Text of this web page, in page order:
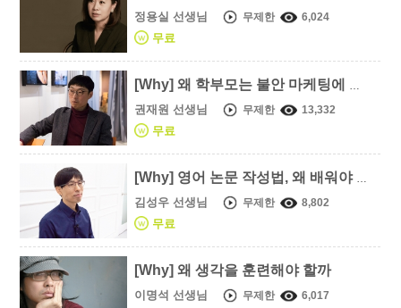
정용실 선생님 무제한 6,024
무료
권재원 선생님 무제한 13,332
무료
김성우 선생님 무제한 8,802
무료
[Why] 왜 생각을 훈련해야 할까
이명석 선생님 무제한 6,017